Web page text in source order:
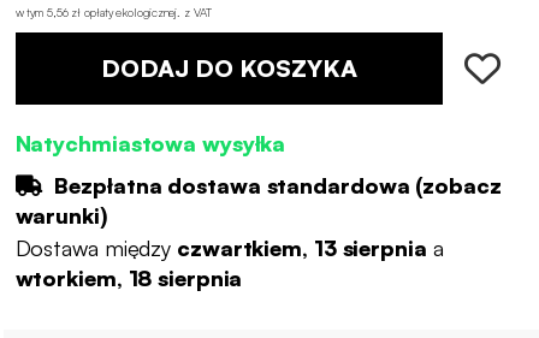
w tym 5,56 zł opłaty ekologicznej z VAT
DODAJ DO KOSZYKA
Natychmiastowa wysyłka
Bezpłatna dostawa standardowa (zobacz
warunki)
Dostawa między czwartkiem, 13 sierpnia a
wtorkiem, 18 sierpnia